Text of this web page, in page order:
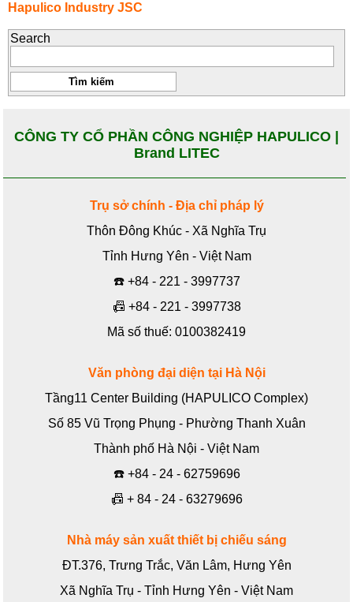
Hapulico Industry JSC
Search
CÔNG TY CỔ PHẦN CÔNG NGHIỆP HAPULICO |
Brand LITEC
Trụ sở chính - Địa chỉ pháp lý
Thôn Đông Khúc - Xã Nghĩa Trụ
Tỉnh Hưng Yên - Việt Nam
☎️ +84 - 221 - 3997737
📠 +84 - 221 - 3997738
Mã số thuế: 0100382419
Văn phòng đại diện tại Hà Nội
Tầng11 Center Building (HAPULICO Complex)
Số 85 Vũ Trọng Phụng - Phường Thanh Xuân
Thành phố Hà Nội - Việt Nam
☎️ +84 - 24 - 62759696
📠 + 84 - 24 - 63279696
Nhà máy sản xuất thiết bị chiếu sáng
ĐT.376, Trưng Trắc, Văn Lâm, Hưng Yên
Xã Nghĩa Trụ - Tỉnh Hưng Yên - Việt Nam